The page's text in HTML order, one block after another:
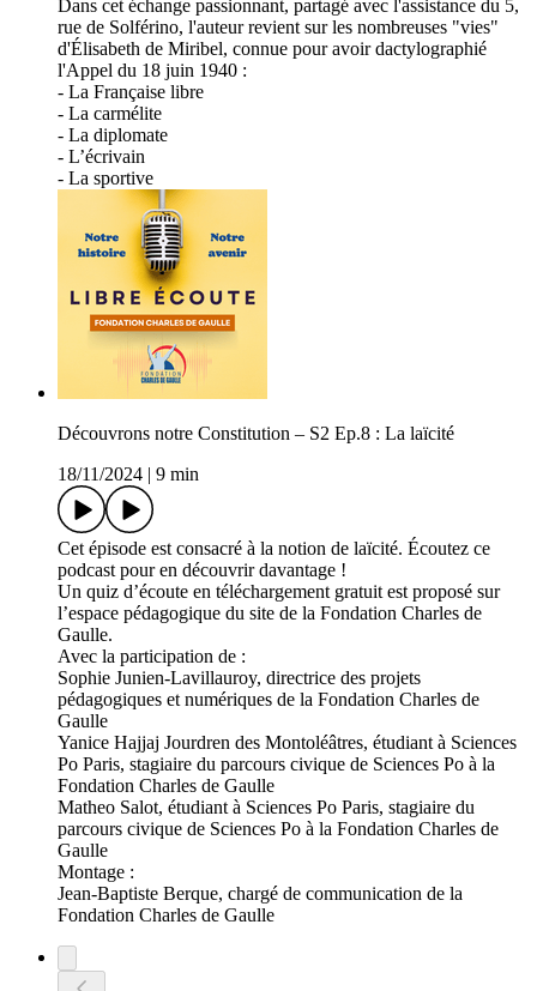
Dans cet échange passionnant, partagé avec l'assistance du 5,
rue de Solférino, l'auteur revient sur les nombreuses "vies"
d'Élisabeth de Miribel, connue pour avoir dactylographié
l'Appel du 18 juin 1940 :
- La Française libre
- La carmélite
- La diplomate
- L’écrivain
- La sportive
Découvrons notre Constitution – S2 Ep.8 : La laïcité
18/11/2024
9 min
Cet épisode est consacré à la notion de laïcité. Écoutez ce
podcast pour en découvrir davantage !
Un quiz d’écoute en téléchargement gratuit est proposé sur
l’espace pédagogique du site de la Fondation Charles de
Gaulle.
Avec la participation de :
Sophie Junien-Lavillauroy, directrice des projets
pédagogiques et numériques de la Fondation Charles de
Gaulle
Yanice Hajjaj Jourdren des Montoléâtres, étudiant à Sciences
Po Paris, stagiaire du parcours civique de Sciences Po à la
Fondation Charles de Gaulle
Matheo Salot, étudiant à Sciences Po Paris, stagiaire du
parcours civique de Sciences Po à la Fondation Charles de
Gaulle
Montage :
Jean-Baptiste Berque, chargé de communication de la
Fondation Charles de Gaulle